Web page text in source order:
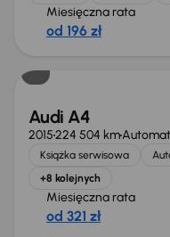
Miesięczna rata
od 196 zł
Audi A4
2015224 504 kmAutomat
Książka serwisowa
+8 kolejnych
Miesięczna rata
od 321 zł